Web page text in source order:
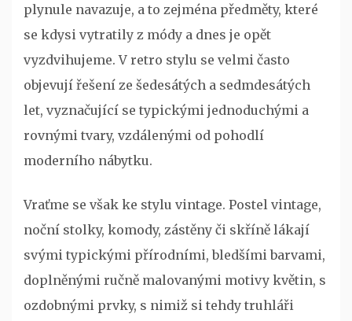
plynule navazuje, a to zejména předměty, které
se kdysi vytratily z módy a dnes je opět
vyzdvihujeme. V retro stylu se velmi často
objevují řešení ze šedesátých a sedmdesátých
let, vyznačující se typickými jednoduchými a
rovnými tvary, vzdálenými od pohodlí
moderního nábytku.
Vraťme se však ke stylu vintage. Postel vintage,
noční stolky, komody, zástěny či skříně lákají
svými typickými přírodními, bledšími barvami,
doplněnými ručně malovanými motivy květin, s
ozdobnými prvky, s nimiž si tehdy truhláři